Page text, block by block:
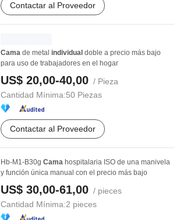
Contactar al Proveedor
Cama de metal individual doble a precio más bajo
para uso de trabajadores en el hogar
US$ 20,00-40,00 / Pieza
Cantidad Mínima:50 Piezas
Contactar al Proveedor
Hb-M1-B30g Cama hospitalaria ISO de una manivela
y función única manual con el precio más bajo
US$ 30,00-61,00 / pieces
Cantidad Mínima:2 pieces